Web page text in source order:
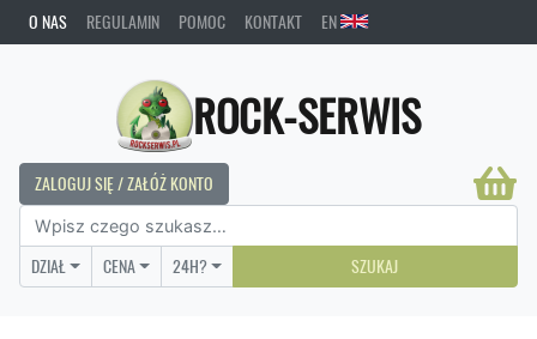
O NAS REGULAMIN POMOC KONTAKT EN
ROCK-SERWIS
ZALOGUJ SIĘ / ZAŁÓŻ KONTO
DZIAŁ CENA 24H? SZUKAJ